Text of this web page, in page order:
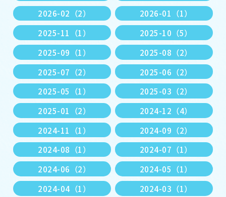
2026-02（2）
2026-01（1）
2025-11（1）
2025-10（5）
2025-09（1）
2025-08（2）
2025-07（2）
2025-06（2）
2025-05（1）
2025-03（2）
2025-01（2）
2024-12（4）
2024-11（1）
2024-09（2）
2024-08（1）
2024-07（1）
2024-06（2）
2024-05（1）
2024-04（1）
2024-03（1）